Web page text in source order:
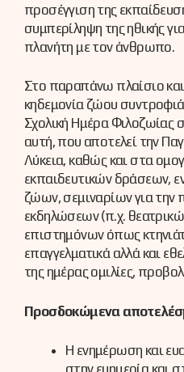
προσέγγιση της
συμπερίληψη της ηθικής
πλανήτη με τον άνθρωπο.
Στο παραπάνω πλαίσιο
κηδεμονία ζώου
Σχολική Ημέρα Φιλοζωίας
αυτή, που αποτελεί την
Λύκεια, καθώς και στα
εκπαιδευτικών δράσεων,
ζώων, σεμιναρίων για
εκδηλώσεων (π.χ.
επιστημόνων όπως
επαγγελματικά αλλά και
της ημέρας ομιλίες,
Προσδοκώμενα
Η ενημέρωση και